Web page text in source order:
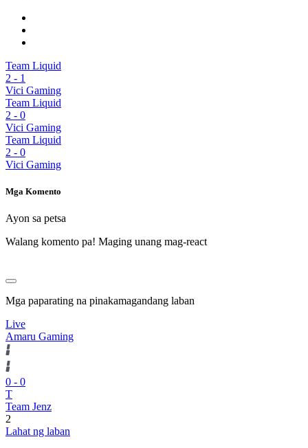
Team Liquid
2 - 1
Vici Gaming
Team Liquid
2 - 0
Vici Gaming
Team Liquid
2 - 0
Vici Gaming
Mga Komento
Ayon sa petsa
Walang komento pa! Maging unang mag-react
Mga paparating na pinakamagandang laban
Live
Amaru Gaming
0 - 0
T
Team Jenz
2
Lahat ng laban